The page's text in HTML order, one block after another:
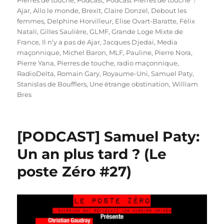
Ajar,Allo le monde, Brexit,Claire Donzel, Debout les
femmes, Delphine Horvilleur, Elise Ovart-Baratte, Félix
Natali,Gilles Saulière,GLMF,Grande Loge Mixte de
France, Il n’y a pas de Ajar,Jacques Djedai, Media
maçonnique, Michel Baron, MLF, Pauline, Pierre Nora,
Pierre Yana, Pierres de touche, radio maçonnique,
RadioDelta, Romain Gary, Royaume-Uni,Samuel Paty,
Stanislas de Boufflers, Une étrange obstination,William
Bres
[PODCAST] Samuel Paty:
Un an plus tard ? (Le
poste Zéro #27)